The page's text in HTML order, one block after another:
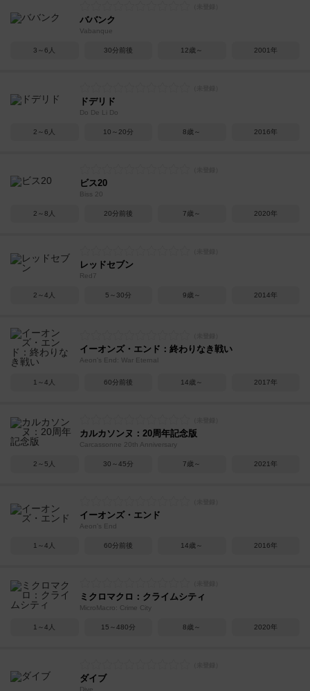
ババンク
Vabanque
3～6人 30分前後 12歳～ 2001年
ドデリド
Do De Li Do
2～6人 10～20分 8歳～ 2016年
ビス20
Biss 20
2～8人 20分前後 7歳～ 2020年
レッドセブン
Red7
2～4人 5～30分 9歳～ 2014年
イーオンズ・エンド：終わりなき戦い
Aeon's End: War Eternal
1～4人 60分前後 14歳～ 2017年
カルカソンヌ：20周年記念版
Carcassonne 20th Anniversary
2～5人 30～45分 7歳～ 2021年
イーオンズ・エンド
Aeon's End
1～4人 60分前後 14歳～ 2016年
ミクロマクロ：クライムシティ
MicroMacro: Crime City
1～4人 15～480分 8歳～ 2020年
ダイブ
Dive